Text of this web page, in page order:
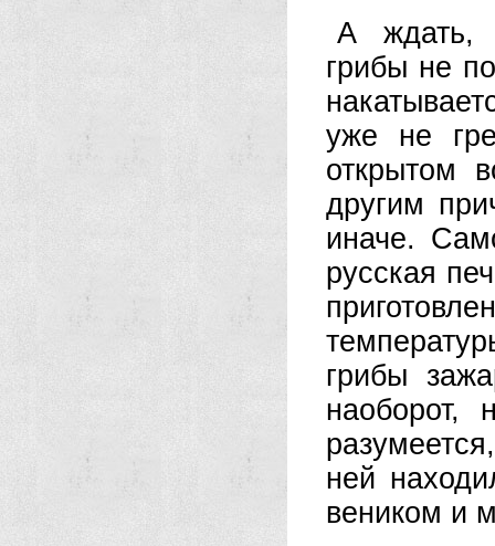
А ждать,
грибы не
уже не
открытом
другим
иначе.
русская
грибы
наоборот,
ней
веником и